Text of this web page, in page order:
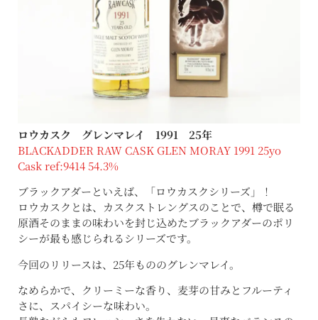
ロウカスク グレンマレイ 1991 25年
BLACKADDER RAW CASK GLEN MORAY 1991 25yo
Cask ref:9414 54.3%
ブラックアダーといえば、「ロウカスクシリーズ」！
ロウカスクとは、カスクストレングスのことで、樽で眠る
原酒そのままの味わいを封じ込めたブラックアダーのポリ
シーが最も感じられるシリーズです。
今回のリリースは、25年もののグレンマレイ。
なめらかで、クリーミーな香り、麦芽の甘みとフルーティ
さに、スパイシーな味わい。